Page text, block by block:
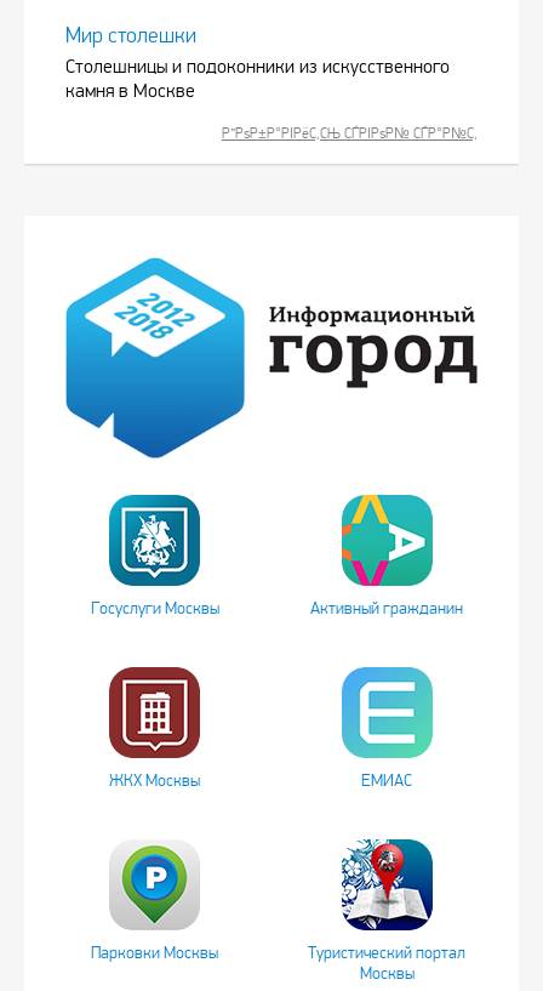
Мир столешки
Столешницы и подоконники из искусственного
камня в Москве
Р”РѕР±Р°РІРёС‚СЊ СЃРІРѕР№ СЃР°Р№С‚
Госуслуги Москвы Активный гражданин
ЖКХ Москвы ЕМИАС
Парковки Москвы
Туристический портал
Москвы